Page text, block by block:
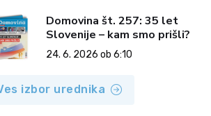
Domovina št. 257: 35 let
Slovenije – kam smo prišli?
24. 6. 2026 ob 6:10
izbor urednika